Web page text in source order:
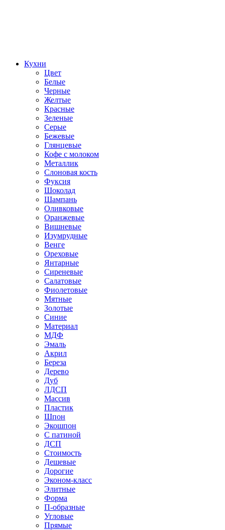
Кухни
Цвет
Белые
Черные
Желтые
Красные
Зеленые
Серые
Бежевые
Глянцевые
Кофе с молоком
Металлик
Слоновая кость
Фуксия
Шоколад
Шампань
Оливковые
Оранжевые
Вишневые
Изумрудные
Венге
Ореховые
Янтарные
Сиреневые
Салатовые
Фиолетовые
Мятные
Золотые
Синие
Материал
МДФ
Эмаль
Акрил
Береза
Дерево
Дуб
ЛДСП
Массив
Пластик
Шпон
Экошпон
С патиной
ДСП
Стоимость
Дешевые
Дорогие
Эконом-класс
Элитные
Форма
П-образные
Угловые
Прямые